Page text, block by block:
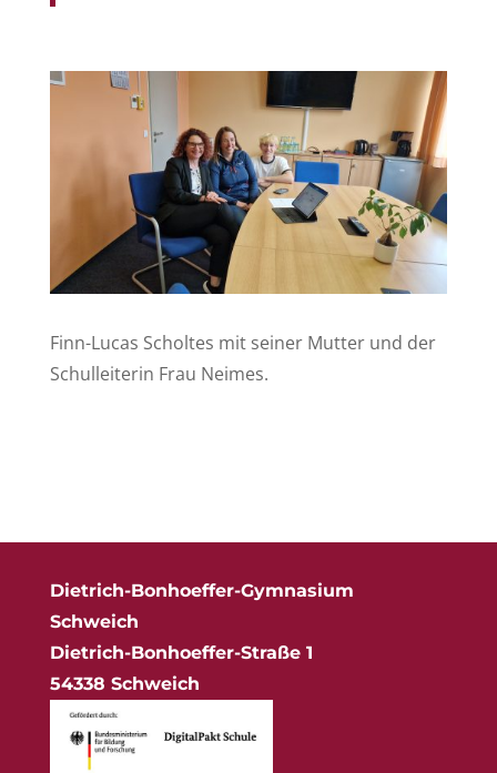
Finn-Lucas Scholtes mit seiner Mutter und der
Schulleiterin Frau Neimes.
Dietrich-Bonhoeffer-Gymnasium
Schweich
Dietrich-Bonhoeffer-Straße 1
54338 Schweich